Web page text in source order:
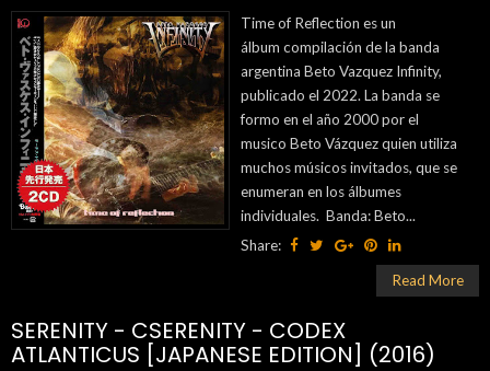
Time of Reflection es un
álbum compilación de la banda
argentina Beto Vazquez Infinity,
publicado el 2022. La banda se
formo en el año 2000 por el
musico Beto Vázquez quien utiliza
muchos músicos invitados, que se
enumeran en los álbumes
individuales. Banda: Beto...
Share:
Read More
SERENITY - CSERENITY - CODEX
ATLANTICUS [JAPANESE EDITION] (2016)